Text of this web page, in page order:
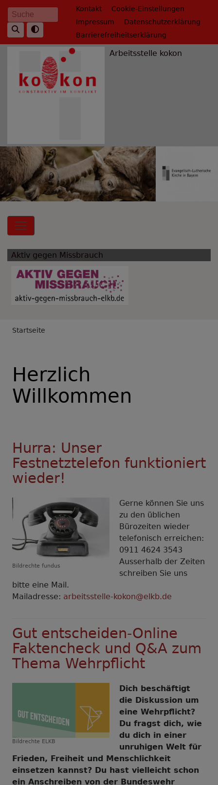
Direkt
zum
Inhalt
Suche Fußbereichsmenü
Kontakt
Cookie-Einstellungen
Impressum
Datenschutzerklärung
Barrierefreiheitserklärung
Arbeitsstelle kokon
Hauptnavigation
Aktiv gegen Missbrauch
Breadcrumb
Startseite
Herzlich
Willkommen
Hurra: Unser
Festnetztelefon funktioniert
wieder!
Bildrechte fundus
Gerne können Sie uns
zu den üblichen
Bürozeiten wieder
telefonisch erreichen:
0911 4624 3543
Ausserhalb der Zeiten
schreiben Sie uns
bitte eine Mail.
Mailadresse: arbeitsstelle-kokon@elkb.de
Gut entscheiden-Online
Faktencheck und Q&A zum
Thema Wehrpflicht
Bildrechte ELKB
Dich beschäftigt
die Diskussion um
eine Wehrpflicht?
Du fragst dich, wie
du dich in einer
unruhigen Welt für
Frieden, Freiheit und Menschlichkeit
einsetzen kannst? Du hast vielleicht schon
ein Anschreiben von der Bundeswehr